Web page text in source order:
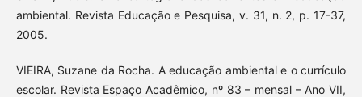
ambiental. Revista Educação e Pesquisa, v. 31, n. 2, p. 17-37,
2005.
VIEIRA, Suzane da Rocha. A educação ambiental e o currículo
escolar. Revista Espaço Acadêmico, nº 83 – mensal – Ano VII,